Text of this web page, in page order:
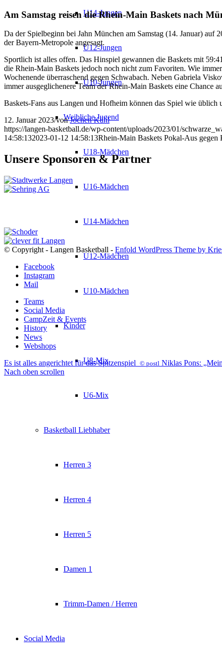
U14-Jungen
U12-Jungen
U10-Jungen
Weibliche Jugend
U18-Mädchen
U16-Mädchen
U14-Mädchen
U12-Mädchen
U10-Mädchen
Kinder
U8-Mix
U6-Mix
Basketball Liebhaber
Herren 3
Herren 4
Herren 5
Damen 1
Trimm-Damen / Herren
Social Media
Am Samstag reisen die Rhein-Main Baskets nach
Da der Spielbeginn bei Jahn München am Samstag (14. Januar)
der Bayern-Metropole angesagt.
Sportlich ist alles offen. Das Hinspiel gewannen die Baskets mit
die Rhein-Main Baskets jedoch noch nicht zum Favoriten. Wie
Wochenende überraschend gegen Schwabach. Neben Gabriela
immer ausgeglichenere Team der Rhein-Main Baskets eine Chance
Baskets-Fans aus Langen und Hofheim können das Spiel wie
12. Januar 2023/vonJochen Kühl
https://langen-basketball.de/wp-content/uploads/2023/01/
14:58:132023-01-12 14:58:13Rhein-Main Baskets Pokal-Aus gegen
Unsere Sponsoren & Partner
© Copyright - Langen Basketball - Enfold WordPress Theme by
Facebook
Instagram
Mail
Teams
Social Media
CampZeit & Events
History
News
Webshops
Es ist alles angerichtet für das Spitzenspiel © postl Niklas Pons:
Nach oben scrollen